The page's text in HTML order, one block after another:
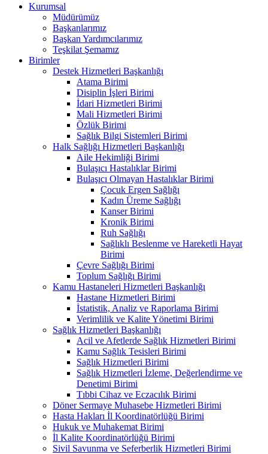
Kurumsal
Müdürümüz
Başkanlarımız
Başkan Yardımcılarımız
Teşkilat Şemamız
Birimler
Destek Hizmetleri Başkanlığı
Atama Birimi
Disiplin İşleri Birimi
İdari Hizmetleri Birimi
Mali Hizmetleri Birimi
Özlük Birimi
Sağlık Bilgi Sistemleri Birimi
Halk Sağlığı Hizmetleri Başkanlığı
Aile Hekimliği Birimi
Bulaşıcı Hastalıklar Birimi
Bulaşıcı Olmayan Hastalıklar Birimi
Çocuk Ergen Sağlığı
Kadın Üreme Sağlığı
Kanser Birimi
Kronik Birimi
Ruh Sağlığı
Sağlıklı Beslenme ve Hareketli Hayat
Birimi
Çevre Sağlığı Birimi
Toplum Sağlığı Birimi
Kamu Hastaneleri Hizmetleri Başkanlığı
Hastane Hizmetleri Birimi
İstatistik, Analiz ve Raporlama Birimi
Verimlilik ve Kalite Yönetimi Birimi
Sağlık Hizmetleri Başkanlığı
Acil ve Afetlerde Sağlık Hizmetleri Birimi
Kamu Sağlık Tesisleri Birimi
Sağlık Hizmetleri Birimi
Sağlık Hizmetleri İzleme, Değerlendirme ve
Denetimi Birimi
Tıbbi Cihaz ve Eczacılık Birimi
Döner Sermaye Muhasebe Hizmetleri Birimi
Hasta Hakları İl Koordinatörlüğü Birimi
Hukuk ve Muhakemat Birimi
İl Kalite Koordinatörlüğü Birimi
Sivil Savunma ve Seferberlik Hizmetleri Birimi